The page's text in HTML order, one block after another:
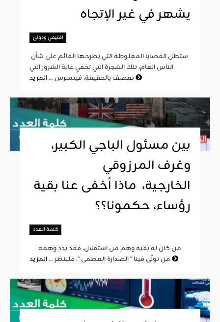
يشهر في غير الإتجاه
اقليمي ودولي
الناس العام، تلك الشجرة التي تخفي غابة الشرور التي
تعصف بالحقيقة، فيتمترس ...
بين مسئول الباجي الكبير،
وغرف المرزوقي
الخارجية، ماذا أخفى عنا بقية
رؤساء، حكمونا؟؟
كلمة العدد
من تولّى فينا " الصدارة العظمى "، فلينظر ...